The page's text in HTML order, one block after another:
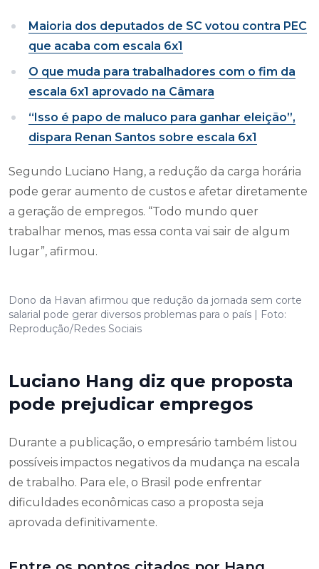
Maioria dos deputados de SC votou contra PEC
que acaba com escala 6x1
O que muda para trabalhadores com o fim da
escala 6x1 aprovado na Câmara
“Isso é papo de maluco para ganhar eleição”,
dispara Renan Santos sobre escala 6x1
Segundo Luciano Hang, a redução da carga horária
pode gerar aumento de custos e afetar diretamente
a geração de empregos. “Todo mundo quer
trabalhar menos, mas essa conta vai sair de algum
lugar”, afirmou.
Dono da Havan afirmou que redução da jornada sem corte
salarial pode gerar diversos problemas para o país | Foto:
Reprodução/Redes Sociais
Luciano Hang diz que proposta
pode prejudicar empregos
Durante a publicação, o empresário também listou
possíveis impactos negativos da mudança na escala
de trabalho. Para ele, o Brasil pode enfrentar
dificuldades econômicas caso a proposta seja
aprovada definitivamente.